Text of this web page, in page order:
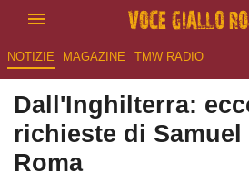
NOTIZIE MAGAZINE TMW RADIO
Dall'Inghilterra:
richieste di
Roma